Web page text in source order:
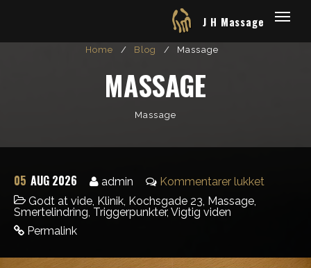
J H Massage
Home / Blog / Massage
MASSAGE
Massage
05 AUG 2026 admin
Kommentarer lukket
Godt at vide, Klinik, Kochsgade 23, Massage,
Smertelindring, Triggerpunkter, Vigtig viden
Permalink